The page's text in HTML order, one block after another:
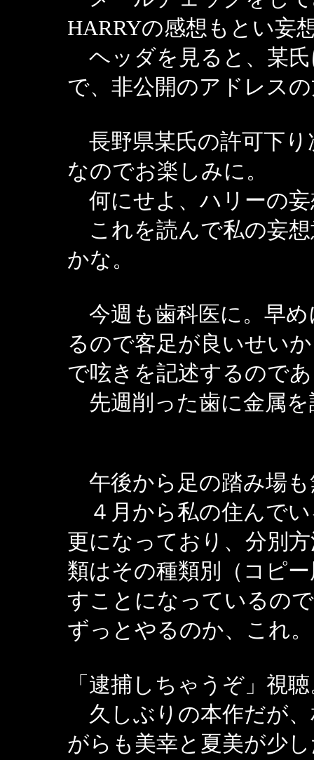
HARRYの感想もとい妄
ヘッダを見ると、某
で、非公開のアドレス
長野県某氏の許可下り
なのでお楽しみに。
何にせよ、ハリーの妄
これを読んで私の妄
かな。
今週も歯科医に。早
るので客足が良いせい
で呟きを記述するので
先週削った歯に金属を
午後から足の踏み場
４月から私の住んで
更になっており、分別
類はその種類別（コピ
すことになっているの
ずっとやるのか、これ。
「逮捕しちゃうぞ」視
久しぶりの本作だが
がらも美幸と夏美が少